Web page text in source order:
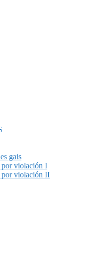
gais
por violación I
por violación II